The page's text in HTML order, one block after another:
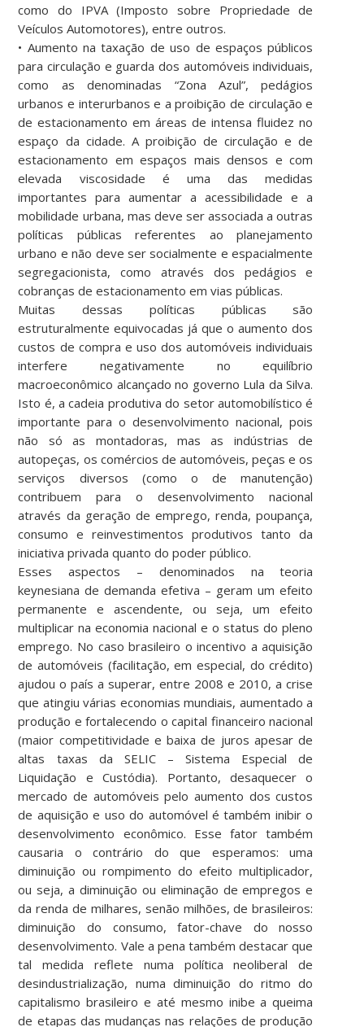
como do IPVA (Imposto sobre Propriedade de
Veículos Automotores), entre outros.
• Aumento na taxação de uso de espaços públicos
para circulação e guarda dos automóveis individuais,
como as denominadas “Zona Azul”, pedágios
urbanos e interurbanos e a proibição de circulação e
de estacionamento em áreas de intensa fluidez no
espaço da cidade. A proibição de circulação e de
estacionamento em espaços mais densos e com
elevada viscosidade é uma das medidas
importantes para aumentar a acessibilidade e a
mobilidade urbana, mas deve ser associada a outras
políticas públicas referentes ao planejamento
urbano e não deve ser socialmente e espacialmente
segregacionista, como através dos pedágios e
cobranças de estacionamento em vias públicas.
Muitas dessas políticas públicas são
estruturalmente equivocadas já que o aumento dos
custos de compra e uso dos automóveis individuais
interfere negativamente no equilíbrio
macroeconômico alcançado no governo Lula da Silva.
Isto é, a cadeia produtiva do setor automobilístico é
importante para o desenvolvimento nacional, pois
não só as montadoras, mas as indústrias de
autopeças, os comércios de automóveis, peças e os
serviços diversos (como o de manutenção)
contribuem para o desenvolvimento nacional
através da geração de emprego, renda, poupança,
consumo e reinvestimentos produtivos tanto da
iniciativa privada quanto do poder público.
Esses aspectos – denominados na teoria
keynesiana de demanda efetiva – geram um efeito
permanente e ascendente, ou seja, um efeito
multiplicar na economia nacional e o status do pleno
emprego. No caso brasileiro o incentivo a aquisição
de automóveis (facilitação, em especial, do crédito)
ajudou o país a superar, entre 2008 e 2010, a crise
que atingiu várias economias mundiais, aumentado a
produção e fortalecendo o capital financeiro nacional
(maior competitividade e baixa de juros apesar de
altas taxas da SELIC – Sistema Especial de
Liquidação e Custódia). Portanto, desaquecer o
mercado de automóveis pelo aumento dos custos
de aquisição e uso do automóvel é também inibir o
desenvolvimento econômico. Esse fator também
causaria o contrário do que esperamos: uma
diminuição ou rompimento do efeito multiplicador,
ou seja, a diminuição ou eliminação de empregos e
da renda de milhares, senão milhões, de brasileiros:
diminuição do consumo, fator-chave do nosso
desenvolvimento. Vale a pena também destacar que
tal medida reflete numa política neoliberal de
desindustrialização, numa diminuição do ritmo do
capitalismo brasileiro e até mesmo inibe a queima
de etapas das mudanças nas relações de produção